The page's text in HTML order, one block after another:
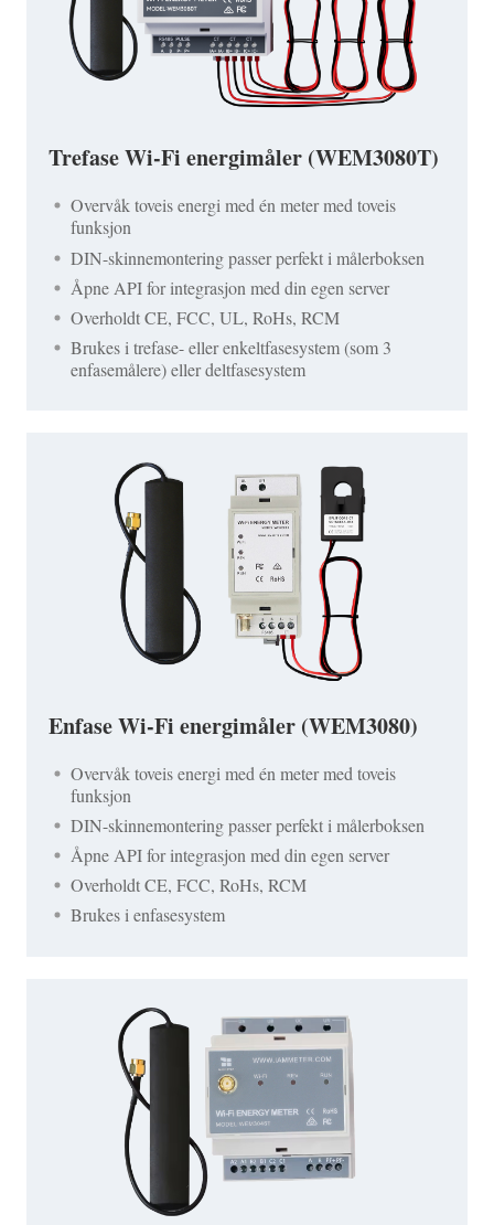
Trefase Wi-Fi energimåler (WEM3080T)
Overvåk toveis energi med én meter med toveis
funksjon
DIN-skinnemontering passer perfekt i målerboksen
Åpne API for integrasjon med din egen server
Overholdt CE, FCC, UL, RoHs, RCM
Brukes i trefase- eller enkeltfasesystem (som 3
enfasemålere) eller deltfasesystem
Enfase Wi-Fi energimåler (WEM3080)
Overvåk toveis energi med én meter med toveis
funksjon
DIN-skinnemontering passer perfekt i målerboksen
Åpne API for integrasjon med din egen server
Overholdt CE, FCC, RoHs, RCM
Brukes i enfasesystem